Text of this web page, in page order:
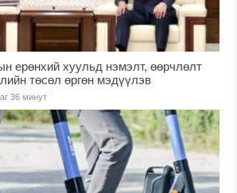
ерөнхий хуульд нэмэлт, өөрчлөлт
төсөл өргөн мэдүүлэв
36 минут